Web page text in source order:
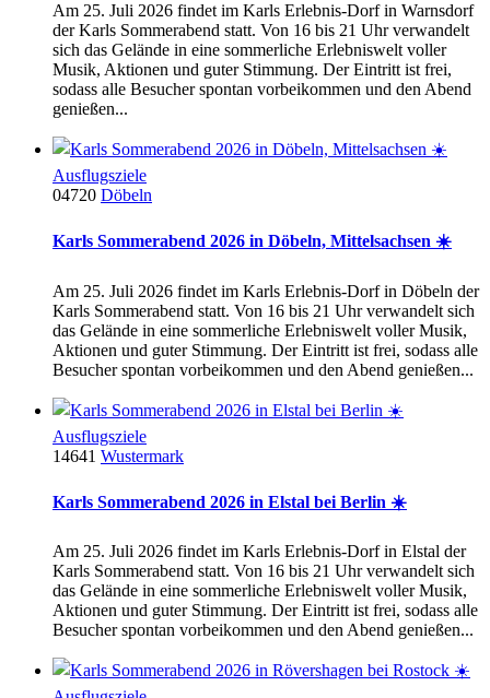
Am 25. Juli 2026 findet im Karls Erlebnis-Dorf in Warnsdorf
der Karls Sommerabend statt. Von 16 bis 21 Uhr verwandelt
sich das Gelände in eine sommerliche Erlebniswelt voller
Musik, Aktionen und guter Stimmung. Der Eintritt ist frei,
sodass alle Besucher spontan vorbeikommen und den Abend
genießen...
Ausflugsziele
04720 Döbeln
Karls Sommerabend 2026 in Döbeln, Mittelsachsen ☀️
Am 25. Juli 2026 findet im Karls Erlebnis-Dorf in Döbeln der
Karls Sommerabend statt. Von 16 bis 21 Uhr verwandelt sich
das Gelände in eine sommerliche Erlebniswelt voller Musik,
Aktionen und guter Stimmung. Der Eintritt ist frei, sodass alle
Besucher spontan vorbeikommen und den Abend genießen...
Ausflugsziele
14641 Wustermark
Karls Sommerabend 2026 in Elstal bei Berlin ☀️
Am 25. Juli 2026 findet im Karls Erlebnis-Dorf in Elstal der
Karls Sommerabend statt. Von 16 bis 21 Uhr verwandelt sich
das Gelände in eine sommerliche Erlebniswelt voller Musik,
Aktionen und guter Stimmung. Der Eintritt ist frei, sodass alle
Besucher spontan vorbeikommen und den Abend genießen...